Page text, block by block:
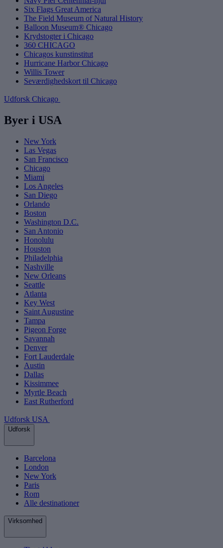
Six Flags Great America
The Field Museum of Natural History
Balloon Museum® Chicago
Krydstogter i Chicago
360 CHICAGO
Chicagos kunstinstitut
Hurricane Harbor Chicago
Willis Tower
Seværdighedskort til Chicago
Udforsk Chicago
Byer i USA
New York
Las Vegas
San Francisco
Chicago
Miami
Los Angeles
San Diego
Orlando
Boston
Washington D.C.
San Antonio
Honolulu
Houston
Philadelphia
Nashville
New Orleans
Seattle
Atlanta
Key West
Saint Augustine
Tampa
Pigeon Forge
Savannah
Denver
Fort Lauderdale
Austin
Dallas
Kissimmee
Myrtle Beach
East Rutherford
Udforsk USA
Udforsk
Barcelona
London
New York
Paris
Rom
Alle destinationer
Virksomhed